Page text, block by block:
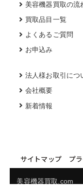
美容機器買取の流
買取品目一覧
よくあるご質問
お申込み
法人様お取引につ
会社概要
新着情報
サイトマップ プ
美容機器買取.com